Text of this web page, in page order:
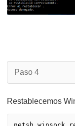
Paso 4
Restablecemos